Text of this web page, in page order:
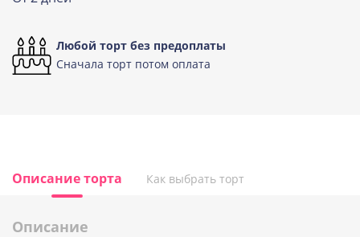
Любой торт без предоплаты
Сначала торт потом оплата
Описание торта Как выбрать торт
Описание